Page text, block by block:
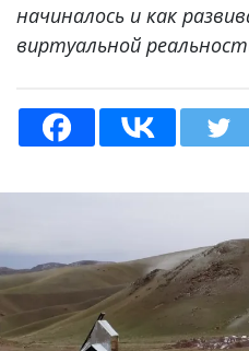
начиналось и как
виртуальной